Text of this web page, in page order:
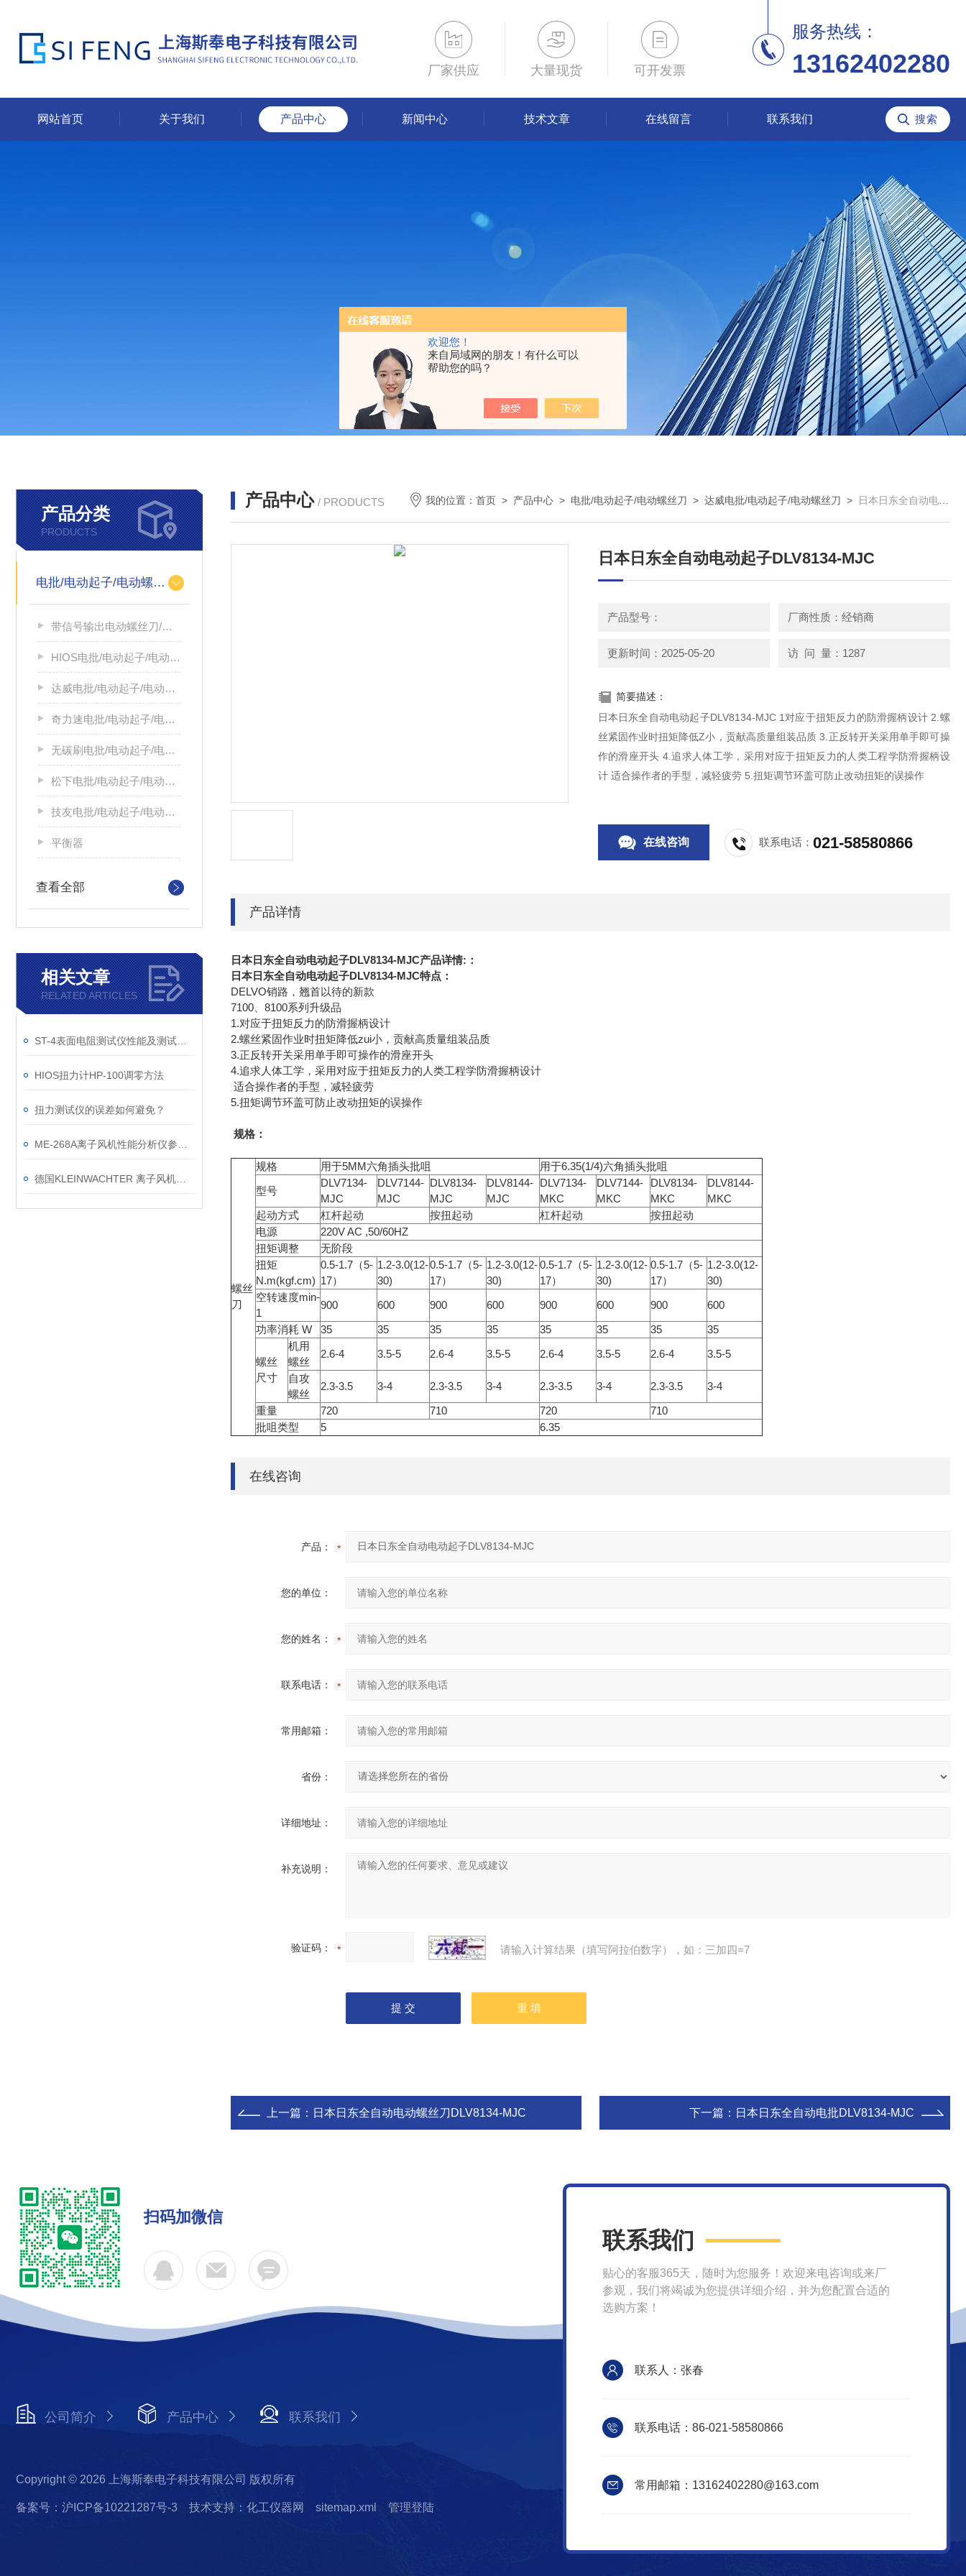
欢迎您！
来自局域网的朋友！有什么可以
帮助您的吗？
厂家供应 大量现货 可开发票
服务热线：
13162402280
网站首页 关于我们 产品中心 新闻中心 技术文章 在线留言 联系我们
产品分类
PRODUCTS
电批/电动起子/电动螺丝刀
带信号输出电动螺丝刀/带信号输出电源
HIOS电批/电动起子/电动螺丝刀
达威电批/电动起子/电动螺丝刀
奇力速电批/电动起子/电动螺丝刀
无碳刷电批/电动起子/电动螺丝刀
松下电批/电动起子/电动螺丝刀
技友电批/电动起子/电动螺丝刀
平衡器
查看全部
相关文章
RELATED ARTICLES
HIOS扭力计HP-100调零方法
扭力测试仪的误差如何避免？
产品中心 / PRODUCTS 我的位置：首页 > 产品中心 > 电批/电动起子/电动螺丝刀 >达威电批/电动起子/电动螺丝刀 > 日本日东全自动电动起子DLV8134-MJC
日本日东全自动电动起子DLV8134-MJC
产品型号： 厂商性质：经销商
更新时间：2025-05-20 访 问 量：1287
简要描述：
日本日东全自动电动起子DLV8134-MJC 1对应于扭矩反力的防滑握柄设计 2.螺
丝紧固作业时扭矩降低Z小，贡献高质量组装品质 3.正反转开关采用单手即可操
作的滑座开头 4.追求人体工学，采用对应于扭矩反力的人类工程学防滑握柄设
计 适合操作者的手型，减轻疲劳 5.扭矩调节环盖可防止改动扭矩的误操作
在线咨询 联系电话：021-58580866
产品详情
日本日东全自动电动起子DLV8134-MJC产品详情:：
日本日东全自动电动起子DLV8134-MJC特点：
DELVO销路，翘首以待的新款
7100、8100系列升级品
1.对应于扭矩反力的防滑握柄设计
2.螺丝紧固作业时扭矩降低zui小，贡献高质量组装品质
3.正反转开关采用单手即可操作的滑座开头
4.追求人体工学，采用对应于扭矩反力的人类工程学防滑握柄设计
适合操作者的手型，减轻疲劳
5.扭矩调节环盖可防止改动扭矩的误操作
规格：
螺丝
刀
规格 用于5MM六角插头批咀
用于6.35(1/4)六角插头批咀
型号
DLV7134-
MJC
DLV7144-
MJC
DLV8134-
MJC
DLV8144-
MJC
DLV7134-
MKC
DLV7144-
MKC
DLV8134-
MKC
DLV8144-
MKC
起动方式
杠杆起动 按扭起动 杠杆起动
按扭起动
电源
220V AC ,50/60HZ
扭矩调整
无阶段
扭矩
N.m(kgf.cm)
0.5-1.7（5-
17）
1.2-3.0(12-
30)
0.5-1.7（5-
17）
1.2-3.0(12-
30)
0.5-1.7（5-
17）
1.2-3.0(12-
30)
0.5-1.7（5-
17）
1.2-3.0(12-
30)
空转速度min-
1
900 600 900 600 900 600 900
600
功率消耗 W
35 35 35 35 35 35 35 35
螺丝
尺寸
机用
螺丝
2.6-4 3.5-5 2.6-4 3.5-5 2.6-4 3.5-5 2.6-4
3.5-5
自攻
螺丝
2.3-3.5 3-4 2.3-3.5 3-4 2.3-3.5 3-4 2.3-3.5
3-4
重量
720 710 720
710
批咀类型
5 6.35
在线咨询
产品：
您的单位：
您的姓名：
联系电话：
常用邮箱：
省份：
详细地址：
补充说明：
验证码： 请输入计算结果（填写阿拉伯数字），如：三加四=7
上一篇： 日本日东全自动电动螺丝刀DLV8134-MJC 下一篇： 日本日东全自动电批DLV8134-MJC
扫码加微信
公司简介 产品中心 联系我们
Copyright © 2026 上海斯奉电子科技有限公司 版权所有
备案号：沪ICP备10221287号-3 技术支持：化工仪器网 sitemap.xml 管理登陆
联系我们
贴心的客服365天，随时为您服务！欢迎来电咨询或来厂
参观，我们将竭诚为您提供详细介绍，并为您配置合适的
选购方案！
联系人：张春
联系电话：86-021-58580866
常用邮箱：13162402280@163.com